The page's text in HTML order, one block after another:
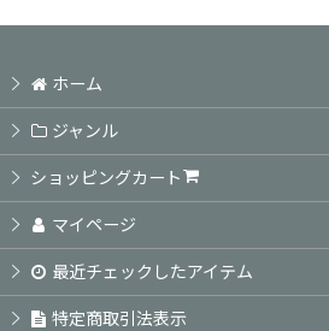
絞り込む
ホーム
ジャンル
ショッピングカート
マイページ
最近チェックしたアイテム
特定商取引法表示